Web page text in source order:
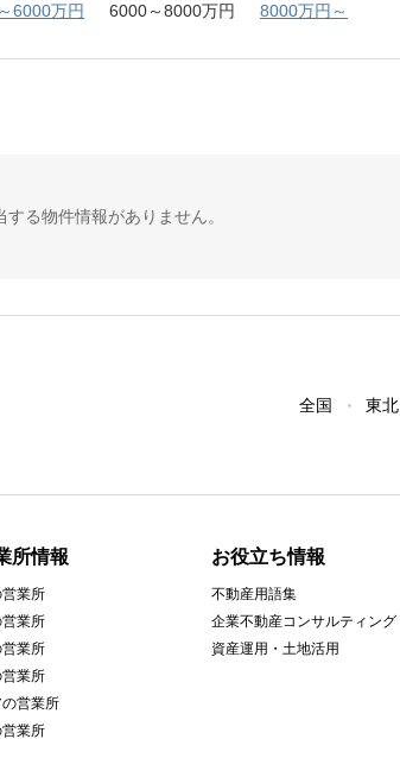
6000万円 6000～8000万円 8000万円～
する物件情報がありません。
全国 東北
所情報
業所
業所
業所
業所
営業所
業所
お役立ち情報
不動産用語集
企業不動産コンサルティング
資産運用・土地活用